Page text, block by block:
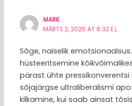
MARK
MÄRTS 2, 2025 AT 8:32 E.L.
Sõge, naiselik
hüsteeritsemine
pärast ühte pressikonverentsi
sõjajärgse ultraliberalismi
kilkamine, kui saab ainsat